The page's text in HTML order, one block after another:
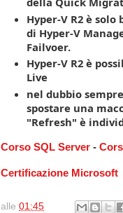
Hyper-V R2 è
di Hyper-V
Failvoer.
Hyper-V R2 è
Live
nel dubbio
spostare una
"Refresh" è
Corso SQL Server -
Certificazione Microsoft
alle 01:45